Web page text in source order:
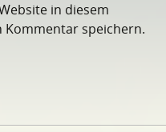
in diesem
speichern.